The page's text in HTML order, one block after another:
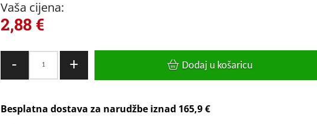
Vaša cijena:
2,88€
- + Dodaj u košaricu
Besplatna dostava za narudžbe iznad 165,9 €